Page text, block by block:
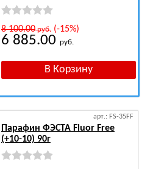
8 100.00руб.(-15%)
6 885.00 руб.
арт.: FS-35FF
Парафин ФЭСТА Fluor Free
(+10-10) 90г